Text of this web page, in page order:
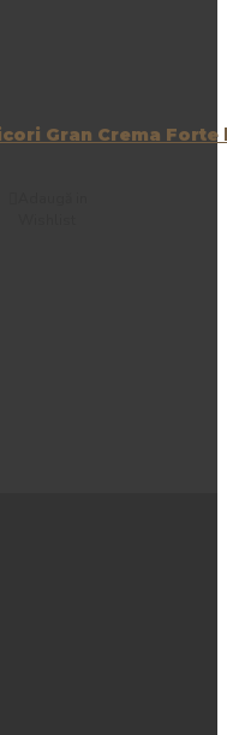
Gran Crema Forte